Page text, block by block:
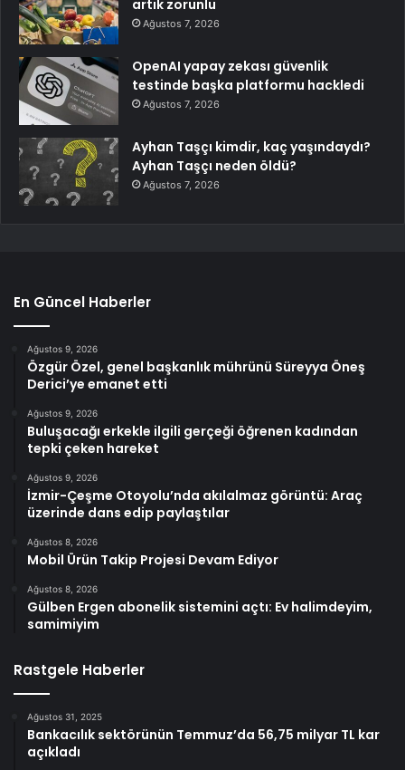
artık zorunlu
Ağustos 7, 2026
OpenAI yapay zekası güvenlik
testinde başka platformu hackledi
Ağustos 7, 2026
Ayhan Taşçı kimdir, kaç yaşındaydı?
Ayhan Taşçı neden öldü?
Ağustos 7, 2026
En Güncel Haberler
Ağustos 9, 2026
Özgür Özel, genel başkanlık mührünü Süreyya Öneş
Derici’ye emanet etti
Ağustos 9, 2026
Buluşacağı erkekle ilgili gerçeği öğrenen kadından
tepki çeken hareket
Ağustos 9, 2026
İzmir-Çeşme Otoyolu’nda akılalmaz görüntü: Araç
üzerinde dans edip paylaştılar
Ağustos 8, 2026
Mobil Ürün Takip Projesi Devam Ediyor
Ağustos 8, 2026
Gülben Ergen abonelik sistemini açtı: Ev halimdeyim,
samimiyim
Rastgele Haberler
Ağustos 31, 2025
Bankacılık sektörünün Temmuz’da 56,75 milyar TL kar
açıkladı